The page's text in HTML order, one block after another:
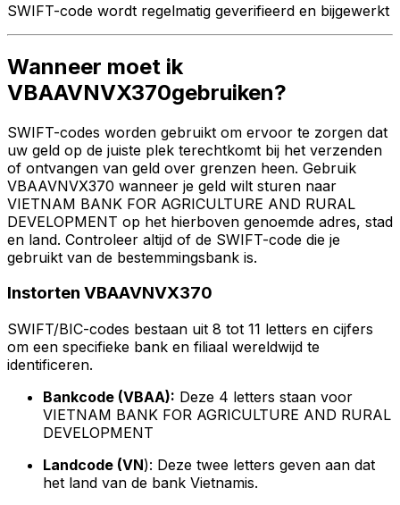
SWIFT-code wordt regelmatig geverifieerd en bijgewerkt
Wanneer moet ik
VBAAVNVX370gebruiken?
SWIFT-codes worden gebruikt om ervoor te zorgen dat
uw geld op de juiste plek terechtkomt bij het verzenden
of ontvangen van geld over grenzen heen. Gebruik
VBAAVNVX370 wanneer je geld wilt sturen naar
VIETNAM BANK FOR AGRICULTURE AND RURAL
DEVELOPMENT op het hierboven genoemde adres, stad
en land. Controleer altijd of de SWIFT-code die je
gebruikt van de bestemmingsbank is.
Instorten VBAAVNVX370
SWIFT/BIC-codes bestaan uit 8 tot 11 letters en cijfers
om een specifieke bank en filiaal wereldwijd te
identificeren.
Bankcode (VBAA): Deze 4 letters staan voor
VIETNAM BANK FOR AGRICULTURE AND RURAL
DEVELOPMENT
Landcode (VN): Deze twee letters geven aan dat
het land van de bank Vietnamis.